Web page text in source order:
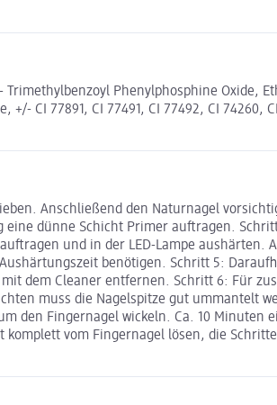
Phenylphosphine Oxide,
CI 77891, CI 77491, CI 77492, CI 74260, CI
Anschließend den Naturnagel
dünne Schicht Primer auftragen.
und in der LED-Lampe aushärten.
benötigen. Schritt 5:
dem Cleaner entfernen. Schritt 6: Für
muss die Nagelspitze gut ummantelt
den Fingernagel wickeln. Ca. 10 Minuten
vom Fingernagel lösen, die